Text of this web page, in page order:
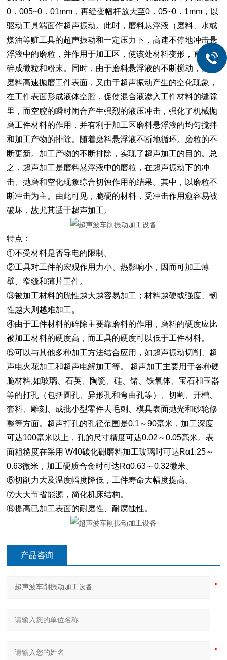
0．005~0．01mm，再经变幅杆放大至0．05~0．1mm，以
驱动工具端面作超声振动。此时，磨料悬浮液（磨料、水或
煤油等赃工具的超声振动和一定压力下，高速不停地冲击悬
浮液中的磨粒，并作用于加工区，使该处材料变形，直至击
碎成微粒和粉末。同时，由于磨料悬浮液的不断搅动，促使
磨料高速抛磨工件表面，又由于超声振动产生的空化现象，
在工件表面形成液体空腔，促使混合液渗入工件材料的缝隙
里，而空腔的瞬时闭合产生强烈的液压冲击，强化了机械抛
磨工件材料的作用，并有利于加工区磨料悬浮液的均匀搅拌
和加工产物的排除。随着磨料悬浮液不断地循环。磨粒的不
断更新。加工产物的不断排除，实现了超声加工的目的。总
之，超声加工是磨料悬浮液中的磨粒，在超声振动下的冲
击、抛磨和空化现象综合切蚀作用的结果。其中，以磨粒不
断冲击为主。由此可见，脆硬的材料，受冲击作用愈容易被
破坏，故尤其适于超声加工。
特点：
①不受材料是否导电的限制。
②工具对工件的宏观作用力小、热影响小，因而可加工薄
壁、窄缝和薄片工件。
③被加工材料的脆性越大越容易加工；材料越硬或强度、韧
性越大则越难加工。
④由于工件材料的碎除主要靠磨料的作用，磨料的硬度应比
被加工材料的硬度高，而工具的硬度可以低于工件材料。
⑤可以与其他多种加工方法结合应用，如超声振动切削、超
声电火花加工和超声电解加工等。 超声加工主要用于各种硬
脆材料,如玻璃、石英、陶瓷、硅、锗、铁氧体、宝石和玉器
等的打孔（包括圆孔、异形孔和弯曲孔等）、切割、开槽、
套料、雕刻、成批小型零件去毛刺、模具表面抛光和砂轮修
整等方面。超声打孔的孔径范围是0.1～90毫米，加工深度
可达100毫米以上，孔的尺寸精度可达0.02～0.05毫米。表
面粗糙度在采用 W40碳化硼磨料加工玻璃时可达Rα1.25～
0.63微米，加工硬质合金时可达Rα0.63～0.32微米。
⑥切削力大及温度幅度降低，工件寿命大幅度提高。
⑦大大节省能源，简化机床结构。
⑧提高已加工表面的耐磨性、耐腐蚀性。
产品咨询